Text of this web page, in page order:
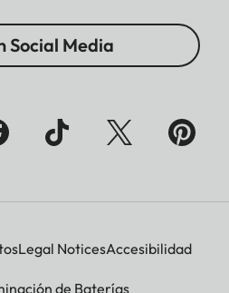
Social Media
Legal NoticesAccesibilidad
de Baterías